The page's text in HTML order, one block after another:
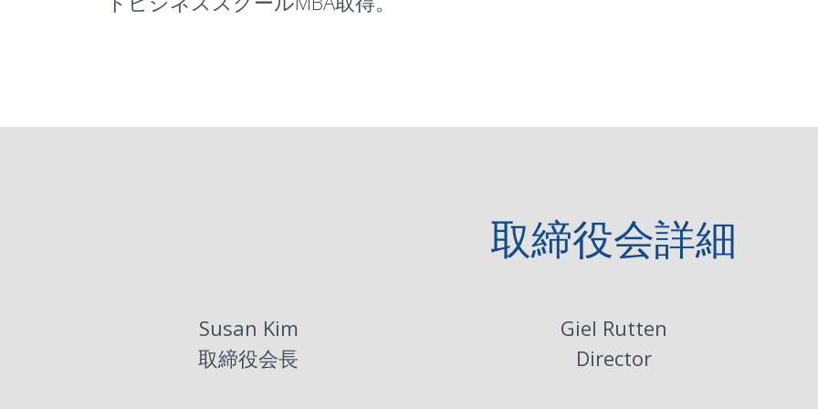
取締役会詳細
Susan Kim
取締役会長
Giel Rutten
Director